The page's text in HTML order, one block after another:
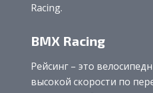
Racing.
BMX Racing
Рейсинг – это
высокой скорости по